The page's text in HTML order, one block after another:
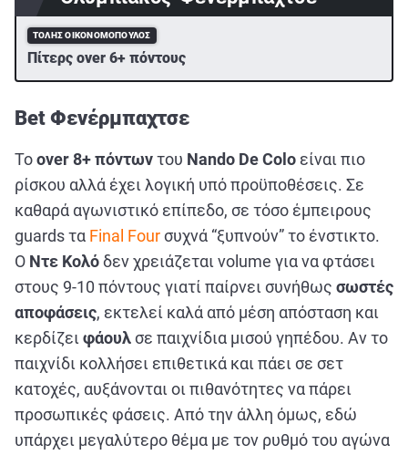
ΤΌΛΗΣ ΟΙΚΟΝΟΜΌΠΟΥΛΟΣ
Πίτερς over 6+ πόντους
Bet Φενέρμπαχτσε
Τοover 8+ πόντωντου Nando De Colo είναι πιο
ρίσκου αλλά έχει λογική υπό προϋποθέσεις. Σε
καθαρά αγωνιστικό επίπεδο, σε τόσο έμπειρους
guards τα Final Fourσυχνά “ξυπνούν” το ένστικτο.
Ο Ντε Κολόδεν χρειάζεται volume για να φτάσει
στους 9-10 πόντους γιατί παίρνει συνήθως σωστές
αποφάσεις, εκτελεί καλά από μέση απόσταση και
κερδίζει φάουλσε παιχνίδια μισού γηπέδου. Αν το
παιχνίδι κολλήσει επιθετικά και πάει σε σετ
κατοχές, αυξάνονται οι πιθανότητες να πάρει
προσωπικές φάσεις. Από την άλλη όμως, εδώ
υπάρχει μεγαλύτερο θέμα με τον ρυθμό του αγώνα